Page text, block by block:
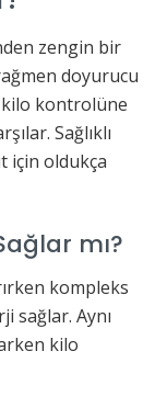
zengin bir
doyurucu
kontrolüne
Sağlıklı
için oldukça
mı?
kompleks
sağlar. Aynı
kilo